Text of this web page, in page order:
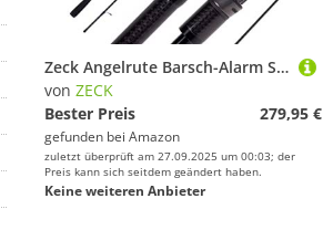
Zeck Angelrute Barsch-Alarm Spinnrute - BA Spin M 218cm | 21g
von ZECK
Bester Preis
279,95 €
gefunden bei Amazon
zuletzt überprüft am 27.09.2025 um 00:03; der
Preis kann sich seitdem geändert haben.
Keine weiteren Anbieter